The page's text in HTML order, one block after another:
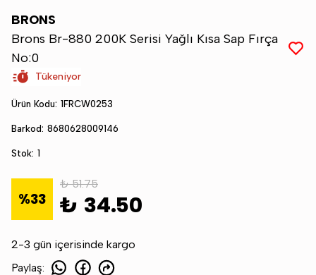
BRONS
Brons Br-880 200K Serisi Yağlı Kısa Sap Fırça
No:0
Tükeniyor
Ürün Kodu: 1FRCW0253
Barkod: 8680628009146
Stok: 1
%33
₺ 51.75
₺ 34.50
2-3 gün içerisinde kargo
Paylaş: